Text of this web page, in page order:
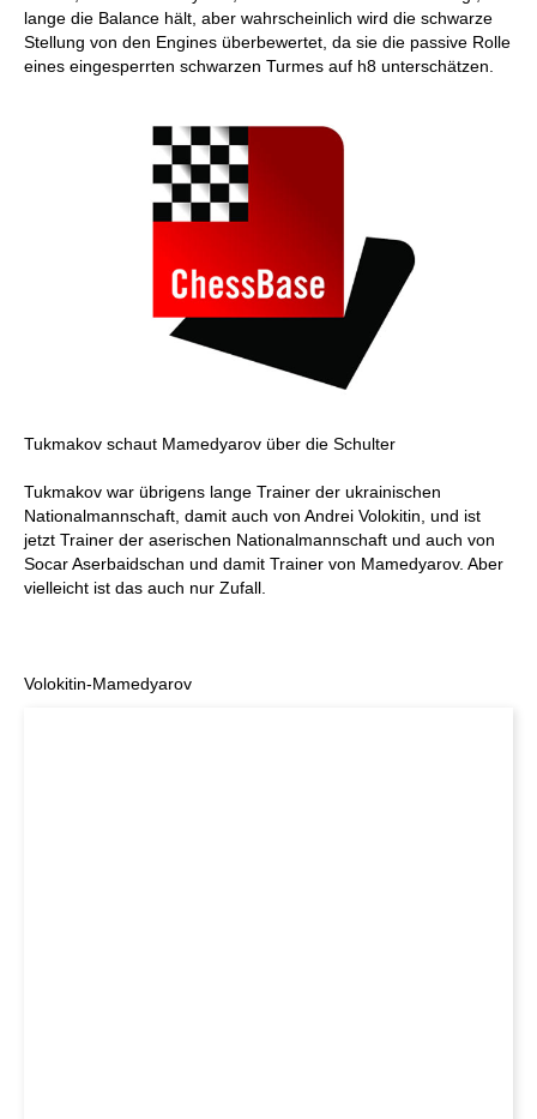
lange die Balance hält, aber wahrscheinlich wird die schwarze
Stellung von den Engines überbewertet, da sie die passive Rolle
eines eingesperrten schwarzen Turmes auf h8 unterschätzen.
Tukmakov schaut Mamedyarov über die Schulter
Tukmakov war übrigens lange Trainer der ukrainischen
Nationalmannschaft, damit auch von Andrei Volokitin, und ist
jetzt Trainer der aserischen Nationalmannschaft und auch von
Socar Aserbaidschan und damit Trainer von Mamedyarov. Aber
vielleicht ist das auch nur Zufall.
Volokitin-Mamedyarov